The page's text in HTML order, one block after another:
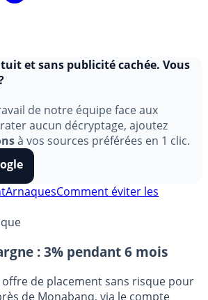
de notre équipe face aux
aucun décryptage, ajoutez
à vos sources préférées en 1 clic.
Arnaques
: 3% pendant 6 mois